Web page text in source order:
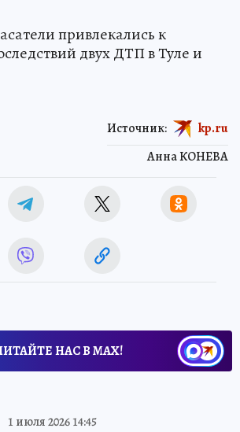
привлекались к
двух ДТП в Туле и
Анна КОНЕВА
Источник: kp.ru
НАС В МАХ!
1 июля 2026 14:45